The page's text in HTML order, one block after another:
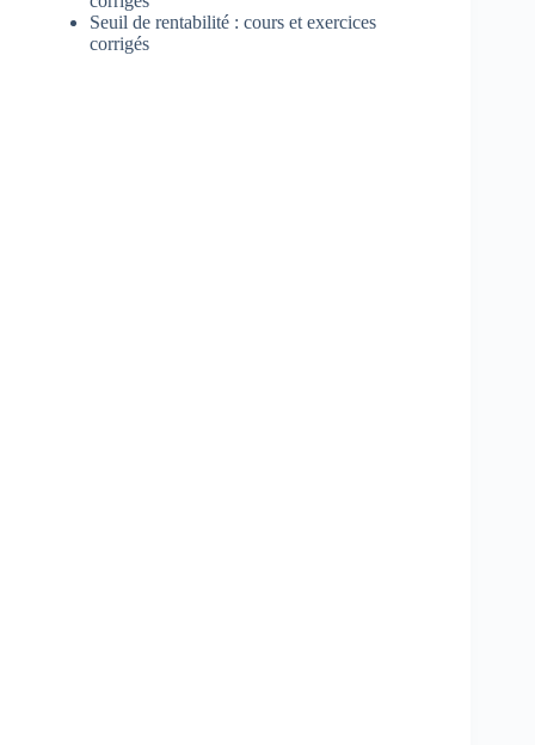
Seuil de rentabilité : cours et exercices
corrigés